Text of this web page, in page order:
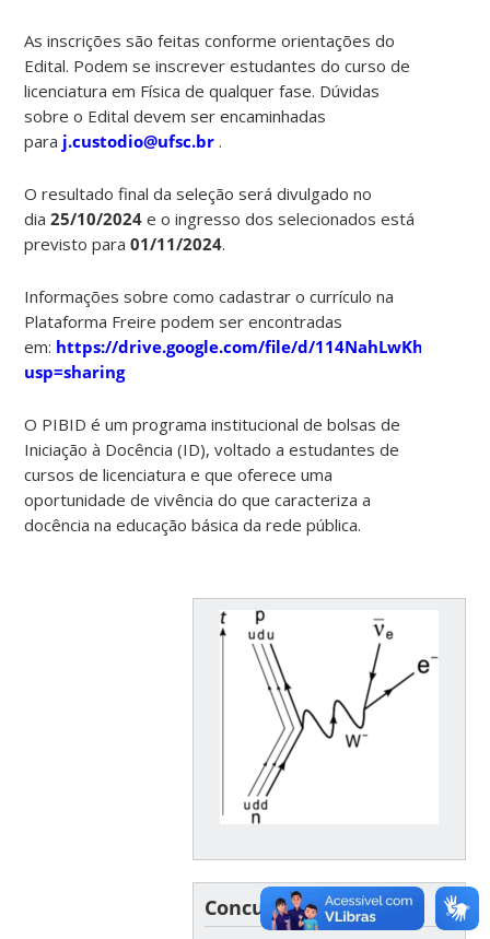
As inscrições são feitas conforme orientações do
Edital. Podem se inscrever estudantes do curso de
licenciatura em Física de qualquer fase. Dúvidas
sobre o Edital devem ser encaminhadas
para j.custodio@ufsc.br .
O resultado final da seleção será divulgado no
dia25/10/2024 e o ingresso dos selecionados está
previsto para01/11/2024.
Informações sobre como cadastrar o currículo na
Plataforma Freire podem ser encontradas
em: https://drive.google.com/file/d/
usp=sharing
O PIBID é um programa institucional de bolsas de
Iniciação à Docência (ID), voltado a estudantes de
cursos de licenciatura e que oferece uma
oportunidade de vivência do que caracteriza a
docência na educação básica da rede pública.
Concursos